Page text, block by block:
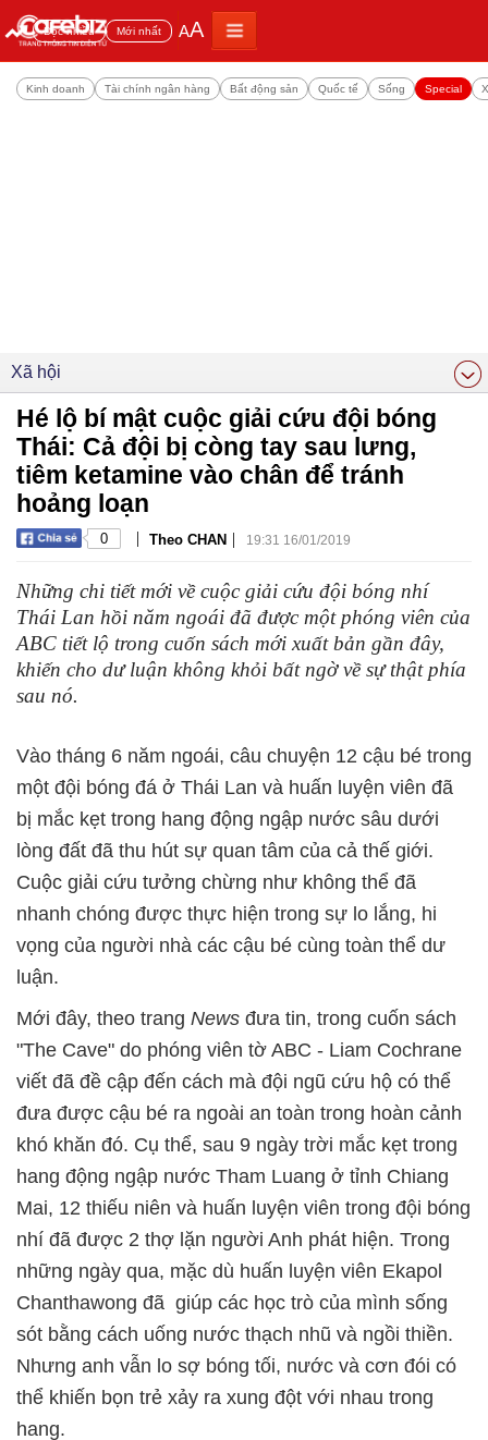
Đọc nhiều Mới nhất AA
Kinh doanh Tài chính ngân hàng Bất động sản Quốc tế Sống Special
Xã hội
Hé lộ bí mật cuộc giải cứu đội bóng
Thái: Cả đội bị còng tay sau lưng,
tiêm ketamine vào chân để tránh
hoảng loạn
0 | Theo CHAN | 19:31 16/01/2019
Những chi tiết mới về cuộc giải cứu đội bóng nhí
Thái Lan hồi năm ngoái đã được một phóng viên của
ABC tiết lộ trong cuốn sách mới xuất bản gần đây,
khiến cho dư luận không khỏi bất ngờ về sự thật phía
sau nó.
Vào tháng 6 năm ngoái, câu chuyện 12 cậu bé trong
một đội bóng đá ở Thái Lan và huấn luyện viên đã
bị mắc kẹt trong hang động ngập nước sâu dưới
lòng đất đã thu hút sự quan tâm của cả thế giới.
Cuộc giải cứu tưởng chừng như không thể đã
nhanh chóng được thực hiện trong sự lo lắng, hi
vọng của người nhà các cậu bé cùng toàn thể dư
luận.
Mới đây, theo trang News đưa tin, trong cuốn sách
"The Cave" do phóng viên tờ ABC - Liam Cochrane
viết đã đề cập đến cách mà đội ngũ cứu hộ có thể
đưa được cậu bé ra ngoài an toàn trong hoàn cảnh
khó khăn đó. Cụ thể, sau 9 ngày trời mắc kẹt trong
hang động ngập nước Tham Luang ở tỉnh Chiang
Mai, 12 thiếu niên và huấn luyện viên trong đội bóng
nhí đã được 2 thợ lặn người Anh phát hiện. Trong
những ngày qua, mặc dù huấn luyện viên Ekapol
Chanthawong đã giúp các học trò của mình sống
sót bằng cách uống nước thạch nhũ và ngồi thiền.
Nhưng anh vẫn lo sợ bóng tối, nước và cơn đói có
thể khiến bọn trẻ xảy ra xung đột với nhau trong
hang.